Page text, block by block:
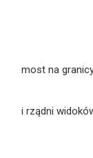
most na
i rządni